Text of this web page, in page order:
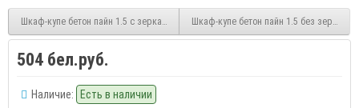
Шкаф-купе бетон пайн 1.5 с зеркалом Шкаф-купе бетон пайн 1.5 без зеркала
504 бел.руб.
Наличие: Есть в наличии